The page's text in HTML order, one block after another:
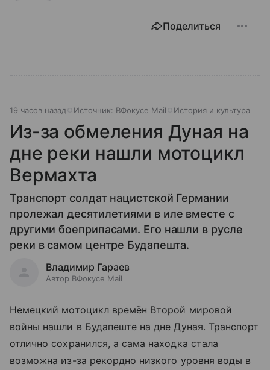
Поделиться
19 часов назад Источник: ВФокусе Mail История и культура
Из-за обмеления Дуная на
дне реки нашли мотоцикл
Вермахта
Транспорт солдат нацистской Германии
пролежал десятилетиями в иле вместе с
другими боеприпасами. Его нашли в русле
реки в самом центре Будапешта.
Владимир Гараев
Автор ВФокусе Mail
Немецкий мотоцикл времён Второй мировой
войны нашли в Будапеште на дне Дуная. Транспорт
отлично сохранился, а сама находка стала
возможна из-за рекордно низкого уровня воды в